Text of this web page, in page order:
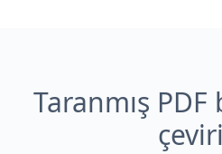
Taranmış PDF